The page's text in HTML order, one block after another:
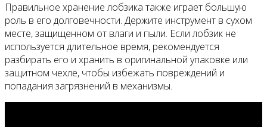
Правильное хранение лобзика также играет большую
роль в его долговечности. Держите инструмент в сухом
месте, защищенном от влаги и пыли. Если лобзик не
используется длительное время, рекомендуется
разбирать его и хранить в оригинальной упаковке или
защитном чехле, чтобы избежать повреждений и
попадания загрязнений в механизмы.